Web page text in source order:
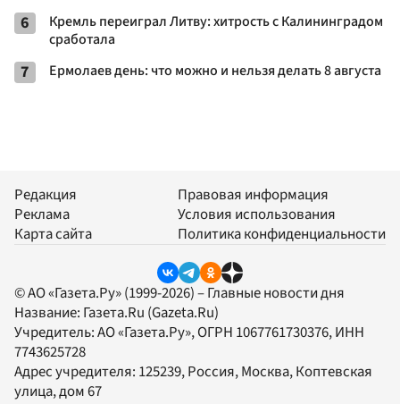
6
Кремль переиграл Литву: хитрость с Калининградом
сработала
7 Ермолаев день: что можно и нельзя делать 8 августа
Редакция
Реклама
Карта сайта
Правовая информация
Условия использования
Политика конфиденциальности
© АО «Газета.Ру» (1999-2026) – Главные новости дня
Название: Газета.Ru (Gazeta.Ru)
Учредитель:АО «Газета.Ру», ОГРН 1067761730376, ИНН
7743625728
Адрес учредителя: 125239, Россия, Москва, Коптевская
улица, дом 67